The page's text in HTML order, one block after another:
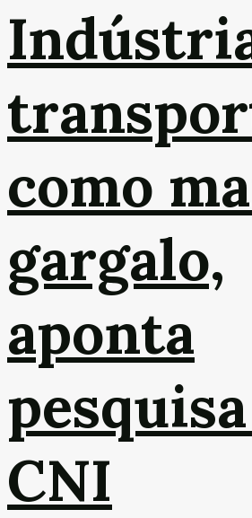
como
gargalo,
aponta
CNI